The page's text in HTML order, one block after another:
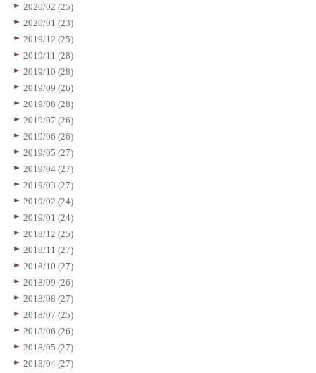
2020/02 (25)
2020/01 (23)
2019/12 (25)
2019/11 (28)
2019/10 (28)
2019/09 (26)
2019/08 (28)
2019/07 (26)
2019/06 (26)
2019/05 (27)
2019/04 (27)
2019/03 (27)
2019/02 (24)
2019/01 (24)
2018/12 (25)
2018/11 (27)
2018/10 (27)
2018/09 (26)
2018/08 (27)
2018/07 (25)
2018/06 (26)
2018/05 (27)
2018/04 (27)